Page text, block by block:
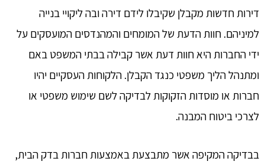
דירות חדשות מקבלן שקיבלו לידם דירה ובה ליקויי בנייה
למיניהם. חוות הדעת של המומחים והמהנדסים המועסקים על
ידי החברות היא חוות דעת אשר קבילה בבתי המשפט באם
ומתנהל הליך משפטי כנגד הקבלן. הלקוחות העסקיים יהיו
חברות או מוסדות הזקוקות לבדיקה לשם שימוש משפטי או
לצרכי ביטוח המבנה.
בבדיקה המקיפה אשר מתבצעת באמצעות חברות בדק הבית,